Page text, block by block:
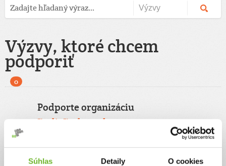
Súhlas Detaily O cookies
Výzvy, ktoré chcem
podporiť
0
Podporte organizáciu
ĽudiaĽudom.sk
Jednorazový Pravidelný